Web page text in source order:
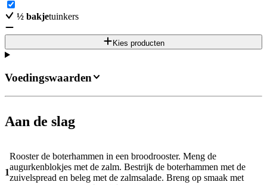
½ bakjetuinkers
Kies producten
Aan de slag
1
Rooster de boterhammen in een broodrooster. Meng de
augurkenblokjes met de zalm. Bestrijk de boterhammen met de
zuivelspread en beleg met de zalmsalade. Breng op smaak met
Voedingswaarden